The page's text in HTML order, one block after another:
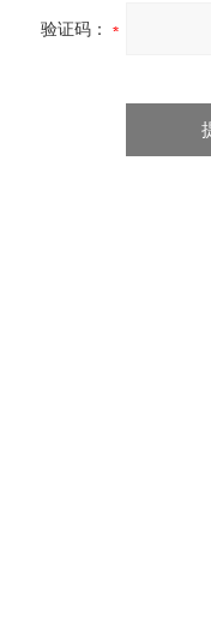
验证码：